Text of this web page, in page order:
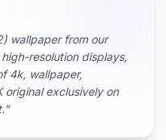
wallpaper from our
resolution displays,
4k, wallpaper,
original exclusively on